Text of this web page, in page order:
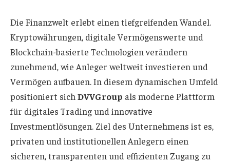
Die Finanzwelt erlebt einen tiefgreifenden Wandel.
Kryptowährungen, digitale Vermögenswerte und
Blockchain-basierte Technologien verändern
zunehmend, wie Anleger weltweit investieren und
Vermögen aufbauen. In diesem dynamischen Umfeld
positioniert sich DVVGroup als moderne Plattform
für digitales Trading und innovative
Investmentlösungen. Ziel des Unternehmens ist es,
privaten und institutionellen Anlegern einen
sicheren, transparenten und effizienten Zugang zu